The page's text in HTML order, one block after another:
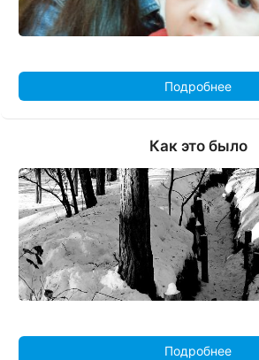
Подробнее
Как это было
Подробнее